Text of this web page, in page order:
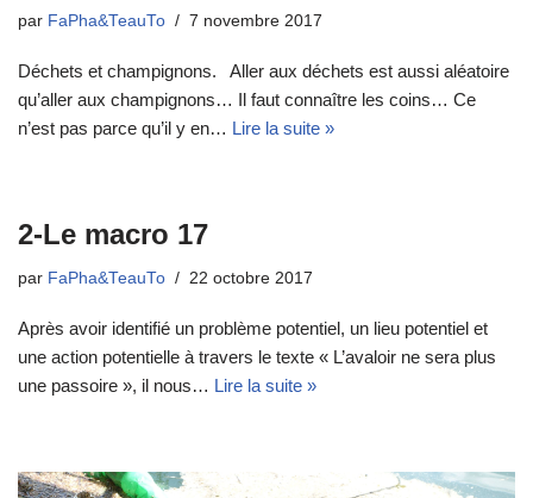
par FaPha&TeauTo 7 novembre 2017
Déchets et champignons. Aller aux déchets est aussi aléatoire
qu’aller aux champignons… Il faut connaître les coins… Ce
n’est pas parce qu’il y en… Lire la suite »
2-Le macro 17
par FaPha&TeauTo 22 octobre 2017
Après avoir identifié un problème potentiel, un lieu potentiel et
une action potentielle à travers le texte « L’avaloir ne sera plus
une passoire », il nous… Lire la suite »